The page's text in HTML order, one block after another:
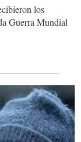
los
Guerra Mundial